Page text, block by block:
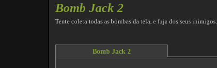
Bomb Jack 2
Tente coleta todas as bombas da tela, e fuja dos seus inimigos.
Bomb Jack 2